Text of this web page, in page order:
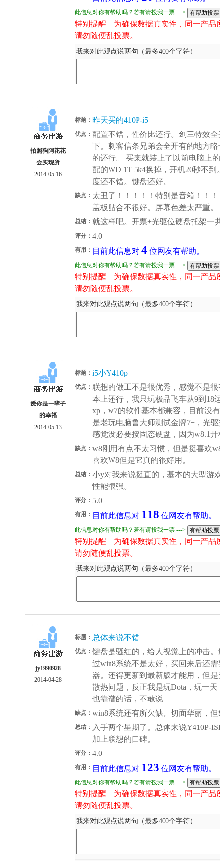
此信息对你有帮助吗？若有请投我一票 --->
特别提醒：为确保数据真实性，同一产
请勿随便乱投票。
我来对此观点说两句（最多400个字符）
拍照狗阿花花
会实现所
2014-05-16
标题： 昨天买的410P-i5
优点： 配置不错，性价比还行。剑三特效
下。刺客信条兄弟会全开有的地方
的还行。 买来就装上了以前电脑上
配的WD 1T 5k4换掉，开机20秒不
度还不错。键盘还好。
缺点： 太丑了！！！！！特别是音箱！！
盖板贴合不很好。屏幕色差太严重。
总结： 就这样吧。开票+光驱位硬盘托架一
评分： 4.0
有用： 目前此信息对 4 位网友有帮助。
此信息对你有帮助吗？若有请投我一票 --->
特别提醒：为确保数据真实性，同一产
请勿随便乱投票。
我来对此观点说两句（最多400个字符）
爱你是一辈子
的幸福
2014-05-13
标题： i5小Y410p
优点： 联想的做工不是很优秀，感觉不是
本上还行，我只玩极品飞车从9到18
xp，w7的软件基本都兼容，目前没
是老玩电脑鲁大师测试金牌7+，光
感觉没必要按固态硬盘，因为w8.1
缺点： w8刚用有点不太习惯，但是挺喜欢
喜欢W8但是它真的很好用。
总结： 小y对我来说挺直的，基本的大型游
性能很强。
评分： 5.0
有用： 目前此信息对 118 位网友有帮助。
此信息对你有帮助吗？若有请投我一票 --->
特别提醒：为确保数据真实性，同一产
请勿随便乱投票。
我来对此观点说两句（最多400个字符）
jy1990928
2014-04-28
标题： 总体来说不错
优点： 键盘是骚红的，给人视觉上的冲击
过win8系统不是太好，买回来后还
器。还得更新到最新版才能用，但
散热问题，反正我是玩Dota，玩一
也靠谱的话，不敢说
缺点： win8系统还有所欠缺。切面华丽，
总结： 入手两个星期了。总体来说Y410P-
加上联想的口碑。
评分： 4.0
有用： 目前此信息对 123 位网友有帮助。
此信息对你有帮助吗？若有请投我一票 --->
特别提醒：为确保数据真实性，同一产
请勿随便乱投票。
我来对此观点说两句（最多400个字符）